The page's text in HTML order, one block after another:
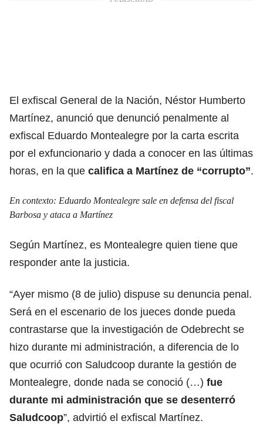
El exfiscal General de la Nación, Néstor Humberto
Martínez, anunció que denunció penalmente al
exfiscal Eduardo Montealegre por la carta escrita
por el exfuncionario y dada a conocer en las últimas
horas, en la que califica a Martínez de “corrupto”.
En contexto: Eduardo Montealegre sale en defensa del fiscal
Barbosa y ataca a Martínez
Según Martínez, es Montealegre quien tiene que
responder ante la justicia.
“Ayer mismo (8 de julio) dispuse su denuncia penal.
Será en el escenario de los jueces donde pueda
contrastarse que la investigación de Odebrecht se
hizo durante mi administración, a diferencia de lo
que ocurrió con Saludcoop durante la gestión de
Montealegre, donde nada se conoció (…) fue
durante mi administración que se desenterró
Saludcoop”, advirtió el exfiscal Martínez.